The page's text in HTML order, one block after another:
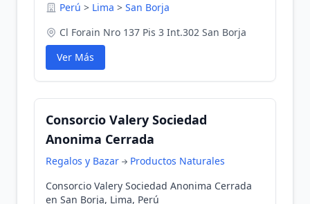
Perú > Lima > San Borja
Cl Forain Nro 137 Pis 3 Int.302 San Borja
Ver Más
Consorcio Valery Sociedad
Anonima Cerrada
Regalos y Bazar
Productos Naturales
Consorcio Valery Sociedad Anonima Cerrada
en San Borja, Lima, Perú